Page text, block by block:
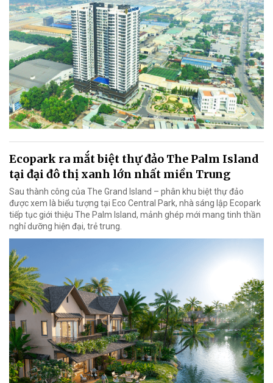
Ecopark ra mắt biệt thự đảo The Palm Island
tại đại đô thị xanh lớn nhất miền Trung
Sau thành công của The Grand Island – phân khu biệt thự đảo
được xem là biểu tượng tại Eco Central Park, nhà sáng lập Ecopark
tiếp tục giới thiệu The Palm Island, mảnh ghép mới mang tinh thần
nghỉ dưỡng hiện đại, trẻ trung.